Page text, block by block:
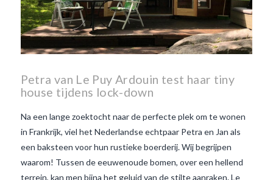
Petra van Le Puy Ardouin test haar tiny
house tijdens lock-down
Na een lange zoektocht naar de perfecte plek om te wonen
in Frankrijk, viel het Nederlandse echtpaar Petra en Jan als
een baksteen voor hun rustieke boerderij. Wij begrijpen
waarom! Tussen de eeuwenoude bomen, over een hellend
terrein, kan men bijna het geluid van de stilte aanraken. Le